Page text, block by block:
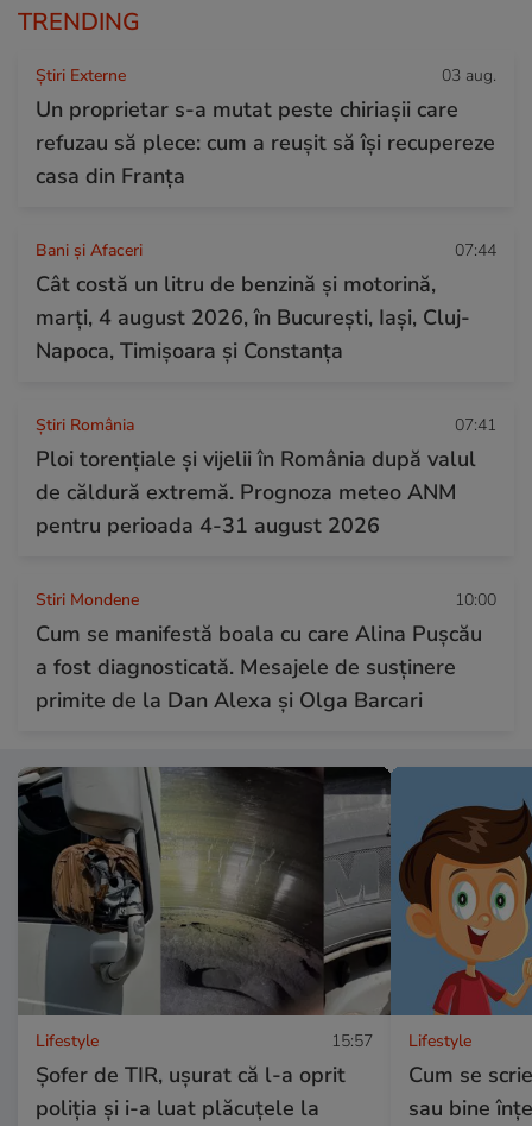
TRENDING
Știri Externe 03 aug.
Un proprietar s-a mutat peste chiriașii care
refuzau să plece: cum a reușit să își recupereze
casa din Franța
Bani și Afaceri 07:44
Cât costă un litru de benzină și motorină,
marți, 4 august 2026, în București, Iași, Cluj-
Napoca, Timișoara și Constanța
Știri România 07:41
Ploi torențiale și vijelii în România după valul
de căldură extremă. Prognoza meteo ANM
pentru perioada 4-31 august 2026
Stiri Mondene 10:00
Cum se manifestă boala cu care Alina Pușcău
a fost diagnosticată. Mesajele de susținere
primite de la Dan Alexa și Olga Barcari
Lifestyle 15:57
Șofer de TIR, ușurat că l-a oprit
poliția și i-a luat plăcuțele la
Lifestyle
Cum se
sau bine